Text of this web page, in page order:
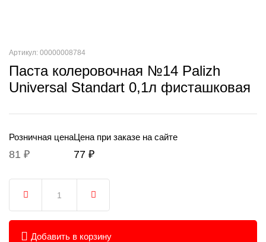
Артикул: 00000008784
Паста колеровочная №14 Palizh
Universal Standart 0,1л фисташковая
Розничная цена
81 ₽
Цена при заказе на сайте
77 ₽
Добавить в корзину